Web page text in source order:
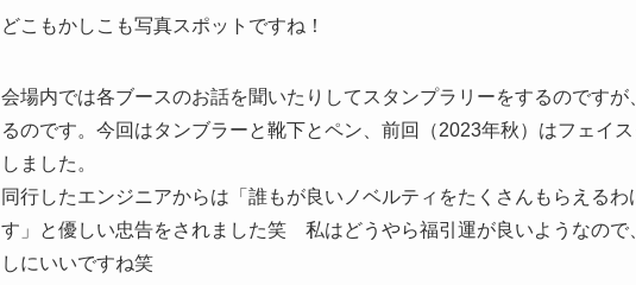
どこもかしこも写真スポットですね！
会場内では各ブースのお話を聞いたりしてスタンプラリーをするのです
るのです。今回はタンブラーと靴下とペン、前回（2023年秋）はフェイ
しました。
同行したエンジニアからは「誰もが良いノベルティをたくさんもらえる
す」と優しい忠告をされました笑 私はどうやら福引運が良いようなの
しにいいですね笑